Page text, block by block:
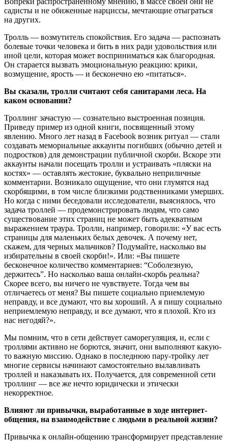
садисты и не обиженные нарциссы, мечтающие отыграться
на других.
Тролль — возмутитель спокойствия. Его задача — распознать
болевые точки человека и бить в них ради удовольствия или
иной цели, которая может восприниматься как благородная.
Он старается вызвать эмоциональную реакцию: крики,
возмущение, ярость — и бесконечно ею «питаться».
Вы сказали, тролли считают себя санитарами леса. На
каком основании?
Троллинг зачастую — сознательно выстроенная позиция.
Приведу пример из одной книги, посвященный этому
явлению. Много лет назад в Facebook возник ритуал — стали
создавать мемориальные аккаунты погибших (обычно детей и
подростков) для демонстрации публичной скорби. Вскоре эти
аккаунты начали посещать тролли и устраивать «пляски на
костях» — оставлять жестокие, буквально неприличные
комментарии. Возникало ощущение, что они глумятся над
скорбящими, в том числе близкими родственниками умерших.
Но когда с ними беседовали исследователи, выяснялось, что
задача троллей — продемонстрировать людям, что само
существование этих страниц не может быть адекватным
выражением траура. Тролли, например, говорили: «У вас есть
страницы для маленьких белых девочек. А почему нет,
скажем, для черных мальчиков? Подумайте, насколько вы
избирательны в своей скорби!». Или: «Вы пишете
бесконечное количество комментариев: “Соболезную,
держитесь”. Но насколько ваша онлайн-скорбь реальна?
Скорее всего, вы ничего не чувствуете. Тогда чем вы
отличаетесь от меня? Вы пишете социально приемлемую
неправду, и все думают, что вы хороший. А я пишу социально
неприемлемую неправду, и все думают, что я плохой. Кто из
нас негодяй?».
Мы помним, что в сети действует саморегуляция, и, если с
троллями активно не борются, значит, они выполняют какую-
то важную миссию. Однако в последнюю пару-тройку лет
многие сервисы начинают самостоятельно вылавливать
троллей и наказывать их. Получается, для современной сети
троллинг — все же нечто юридически и этически
некорректное.
Влияют ли привычки, выработанные в ходе интернет-
общения, на взаимодействие с людьми в реальной жизни?
Привычка к онлайн-общению трансформирует представление